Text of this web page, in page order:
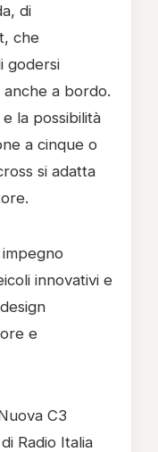
di
che
godersi
a bordo.
la possibilità
a cinque o
si adatta
innovativi e
e
C3
Radio Italia